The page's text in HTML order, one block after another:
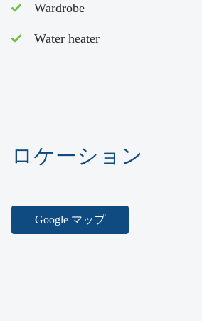
Wardrobe
Water heater
ロケーション
Google マップ